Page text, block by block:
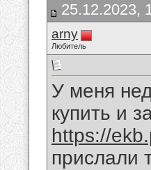
25.12.2023,
arny
Любитель
У меня
купить и
https://
прислали